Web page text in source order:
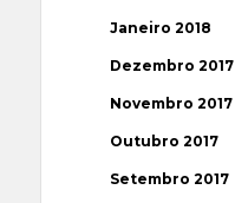
Janeiro 2018
Dezembro 2017
Novembro 2017
Outubro 2017
Setembro 2017